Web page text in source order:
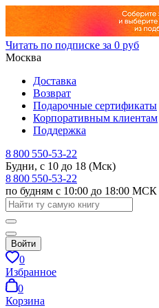
Читать по подписке за 0 руб
Москва
Доставка
Возврат
Подарочные сертификаты
Корпоративным клиентам
Поддержка
8 800 550-53-22
Будни, с 10 до 18 (Мск)
8 800 550-53-22
по будням с 10:00 до 18:00 МСК
Войти
0
Избранное
0
Корзина